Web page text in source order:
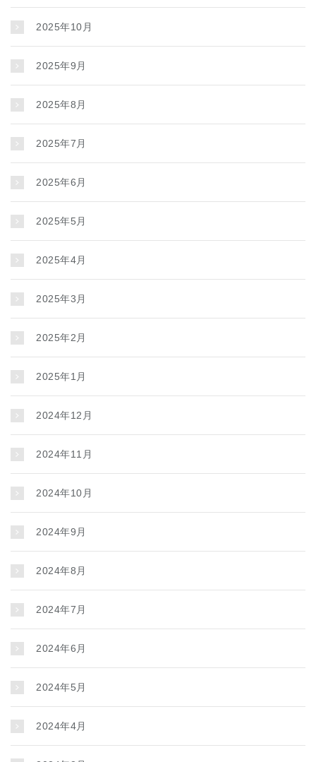
2025年10月
2025年9月
2025年8月
2025年7月
2025年6月
2025年5月
2025年4月
2025年3月
2025年2月
2025年1月
2024年12月
2024年11月
2024年10月
2024年9月
2024年8月
2024年7月
2024年6月
2024年5月
2024年4月